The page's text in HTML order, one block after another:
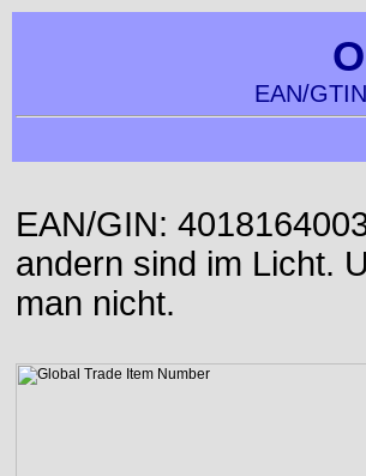
EAN/
EAN/GIN:
andern sind im Licht.
man nicht.